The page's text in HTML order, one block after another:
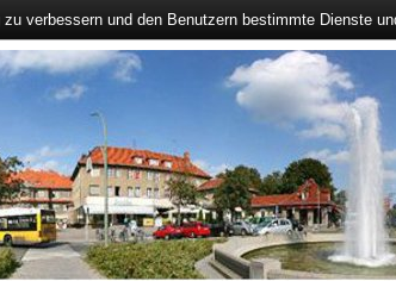
verbessern und den Benutzern bestimmte Dienste